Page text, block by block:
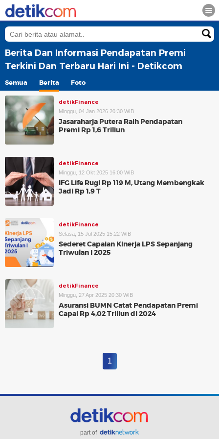
Berita Dan Informasi Pendapatan Premi
Terkini Dan Terbaru Hari Ini - Detikcom
Semua Berita Foto
detikFinance
Minggu, 04 Jan 2026 20:30 WIB
Jasaraharja Putera Raih Pendapatan
Premi Rp 1,6 Triliun
detikFinance
Minggu, 12 Okt 2025 16:00 WIB
IFG Life Rugi Rp 119 M, Utang Membengkak
Jadi Rp 1,9 T
detikFinance
Selasa, 15 Jul 2025 15:22 WIB
Sederet Capaian Kinerja LPS Sepanjang
Triwulan I 2025
detikFinance
Minggu, 27 Apr 2025 20:30 WIB
Asuransi BUMN Catat Pendapatan Premi
Capai Rp 4,02 Triliun di 2024
1
part of